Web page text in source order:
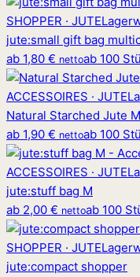
SHOPPER · JUTE
jute:small gift bag
ab 1,80 € nettoab 100
ACCESSOIRES · JUTE
Natural Starched Jute
ab 1,90 € nettoab 100
ACCESSOIRES · JUTE
jute:stuff bag M
ab 2,00 € nettoab 100
SHOPPER · JUTE
jute:compact shopper